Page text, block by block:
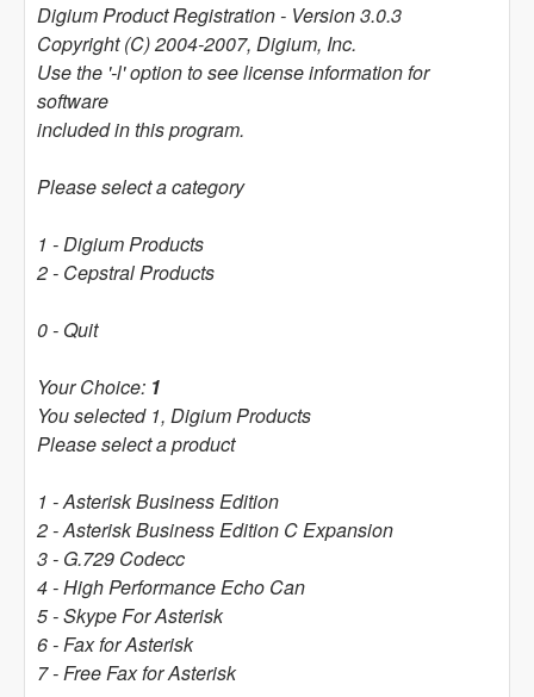
Digium Product Registration - Version 3.0.3
Copyright (C) 2004-2007, Digium, Inc.
Use the '-l' option to see license information for
software
included in this program.
Please select a category
1 - Digium Products
2 - Cepstral Products
0 - Quit
Your Choice: 1
You selected 1, Digium Products
Please select a product
1 - Asterisk Business Edition
2 - Asterisk Business Edition C Expansion
3 - G.729 Codecc
4 - High Performance Echo Can
5 - Skype For Asterisk
6 - Fax for Asterisk
7 - Free Fax for Asterisk